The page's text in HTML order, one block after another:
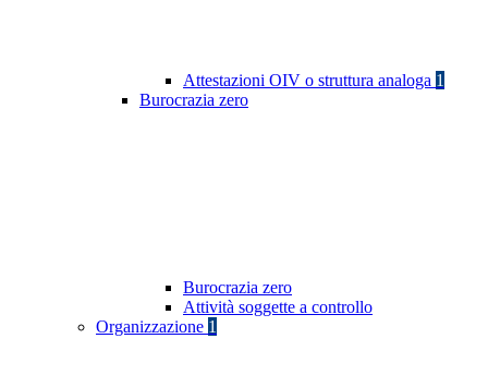
Attestazioni OIV o struttura analoga 1
Burocrazia zero
Burocrazia zero
Attività soggette a controllo
Organizzazione 1